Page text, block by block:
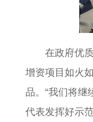
在政府优质
增资项目如火
品。“我们将继
代表发挥好示